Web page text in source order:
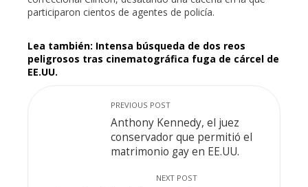
participaron cientos de agentes de policía.
Lea también: Intensa búsqueda de dos reos
peligrosos tras cinematográfica fuga de cárcel de
EE.UU.
PREVIOUS POST
Anthony Kennedy, el juez
conservador que permitió el
matrimonio gay en EE.UU.
NEXT POST